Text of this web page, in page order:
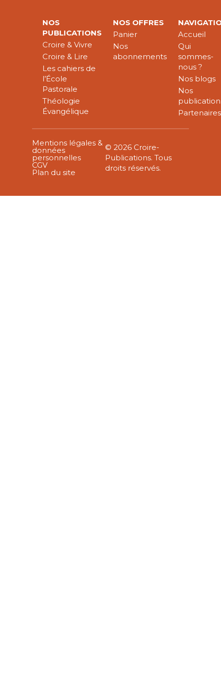
NOS
PUBLICATIONS
Croire & Vivre
Croire & Lire
Les cahiers de
l’École
Pastorale
Théologie
Évangélique
NOS OFFRES
Panier
Nos
abonnements
Accueil
Qui
sommes-
nous ?
Nos blogs
Nos
Partenaires
Mentions légales &
données
personnelles
CGV
Plan du site
© 2026 Croire-
Publications. Tous
droits réservés.